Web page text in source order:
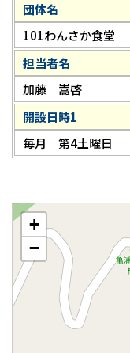
団体名
101わんさか食堂
担当者名
加藤 嵩啓
開設日時1
毎月 第4土曜日
+
−